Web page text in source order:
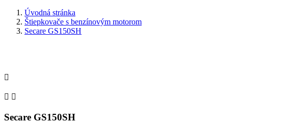
Úvodná stránka
Štiepkovače s benzínovým motorom
Secare GS150SH

 
Secare GS150SH